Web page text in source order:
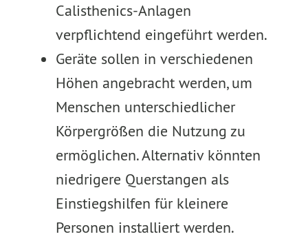
Calisthenics-Anlagen
verpflichtend eingeführt werden.
Geräte sollen in verschiedenen
Höhen angebracht werden, um
Menschen unterschiedlicher
Körpergrößen die Nutzung zu
ermöglichen. Alternativ könnten
niedrigere Querstangen als
Einstiegshilfen für kleinere
Personen installiert werden.